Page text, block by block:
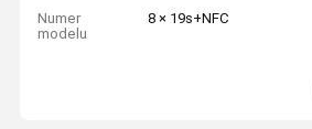
Numer
modelu
8 × 19s+NFC